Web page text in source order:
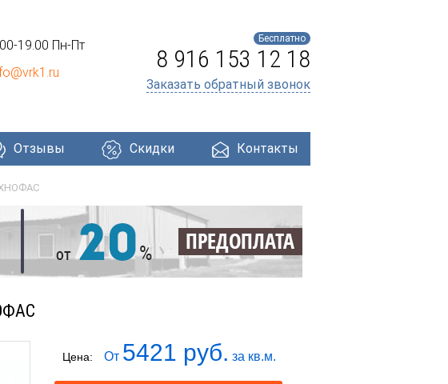
Окна и двери Профнастил Утеплители
19.00 Пн-Пт
Бесплатно
8 916 153 12 18
Заказать обратный звонок
Отзывы Скидки Контакты
Цена: От 5421 руб. за кв.м.